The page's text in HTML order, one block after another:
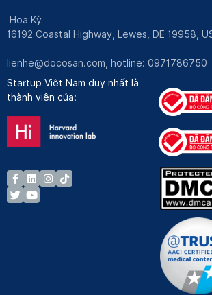
Hoa Kỳ
16192 Coastal Highway, Lewes, DE 19958,
lienhe@docosan.com , hotline: 0971786750
Startup Việt Nam duy nhất là
thành viên của: